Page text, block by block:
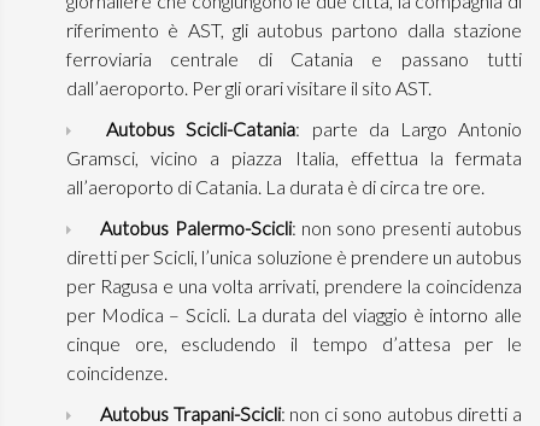
riferimento è AST, gli autobus partono dalla stazione
ferroviaria centrale di Catania e passano tutti
dall’aeroporto. Per gli orari visitare il sito AST.
Autobus Scicli-Catania: parte da Largo Antonio
Gramsci, vicino a piazza Italia, effettua la fermata
all’aeroporto di Catania. La durata è di circa tre ore.
Autobus Palermo-Scicli: non sono presenti autobus
diretti per Scicli, l’unica soluzione è prendere un autobus
per Ragusa e una volta arrivati, prendere la coincidenza
per Modica – Scicli. La durata del viaggio è intorno alle
cinque ore, escludendo il tempo d’attesa per le
coincidenze.
Autobus Trapani-Scicli: non ci sono autobus diretti a